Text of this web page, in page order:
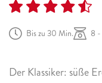
Bis zu 30 Min. 8 -
Der Klassiker: süße